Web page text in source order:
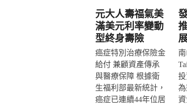
元大人壽福氣美
滿美元利率變動
型終身壽險
癌症特別治療保險金
給付 兼顧資產傳承
與醫療保障 根據衛
生福利部最新統計，
癌症已連續44年位居